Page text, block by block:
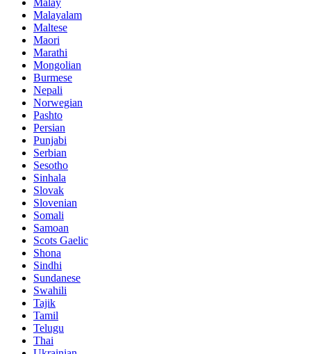
Malay
Malayalam
Maltese
Maori
Marathi
Mongolian
Burmese
Nepali
Norwegian
Pashto
Persian
Punjabi
Serbian
Sesotho
Sinhala
Slovak
Slovenian
Somali
Samoan
Scots Gaelic
Shona
Sindhi
Sundanese
Swahili
Tajik
Tamil
Telugu
Thai